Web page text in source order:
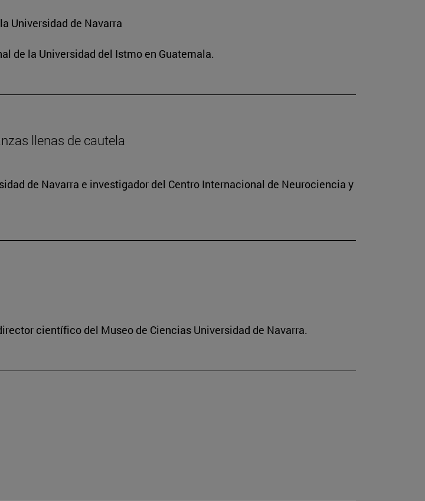
Universidad de Navarra
de la Universidad del Istmo en Guatemala.
llenas de cautela
de Navarra e investigador del Centro Internacional de Neurociencia y
científico del Museo de Ciencias Universidad de Navarra.